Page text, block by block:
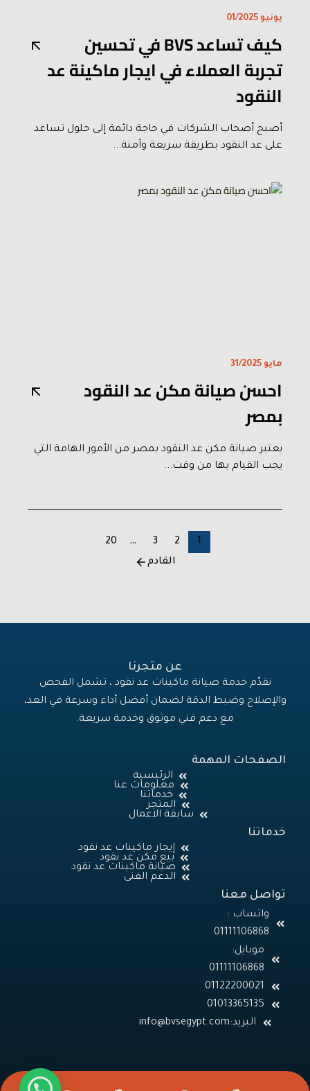
يونيو 01/2025
كيف تساعد BVS في تحسين
تجربة العملاء في ايجار ماكينة عد
النقود
أصبح أصحاب الشركات في حاجة دائمة إلى حلول تساعد
على عد النقود بطريقة سريعة وآمنة...
مايو 31/2025
احسن صيانة مكن عد النقود
بمصر
يعتبر صيانة مكن عد النقود بمصر من الأمور الهامة التي
يجب القيام بها من وقت...
1
2
3
…
20
القادم
عن متجرنا
نقدّم خدمة صيانة ماكينات عد نقود ، تشمل الفحص
والإصلاح وضبط الدقة لضمان أفضل أداء وسرعة في العد،
مع دعم فني موثوق وخدمة سريعة.
الصفحات المهمة
الرئيسية
معلومات عنا
خدماتنا
المتجر
سابقة الاعمال
خدماتنا
إيجار ماكينات عد نقود
بيع مكن عد نقود
صيانة ماكينات عد نقود
الدعم الفنى
تواصل معنا
واتساب :
01111106868
موبايل:
01013365135
البريد: info@bvsegypt.com